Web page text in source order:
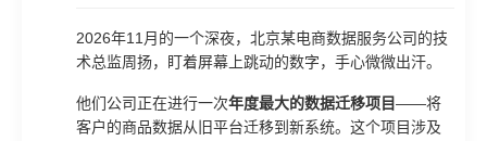
2026年11月的一个深夜，北京某电商数据服务公司的技
术总监周扬，盯着屏幕上跳动的数字，手心微微出汗。
他们公司正在进行一次年度最大的数据迁移项目——将
客户的商品数据从旧平台迁移到新系统。这个项目涉及